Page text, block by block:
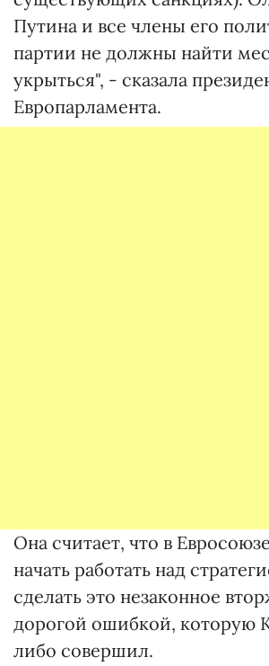
Путина и все члены его
партии не должны найти
укрыться", - сказала
Европарламента.
Она считает, что в
начать работать над
сделать это незаконное
дорогой ошибкой, которую
либо совершил.